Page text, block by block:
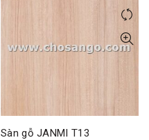
Sàn gỗ JANMI T13